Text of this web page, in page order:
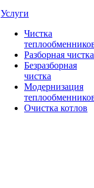
Услуги
Чистка
Разборная чистка
Безразборная
чистка
Модернизация
Очистка котлов